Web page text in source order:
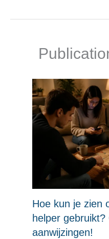
Hoe kun je zien
helper
aanwijzingen!